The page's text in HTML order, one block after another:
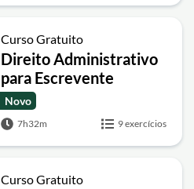
Curso Gratuito
Direito Administrativo
para Escrevente
Técnico Judiciário
Novo
7h32m 9 exercícios
Curso Gratuito